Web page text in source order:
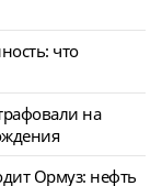
что
на
Ормуз: нефть